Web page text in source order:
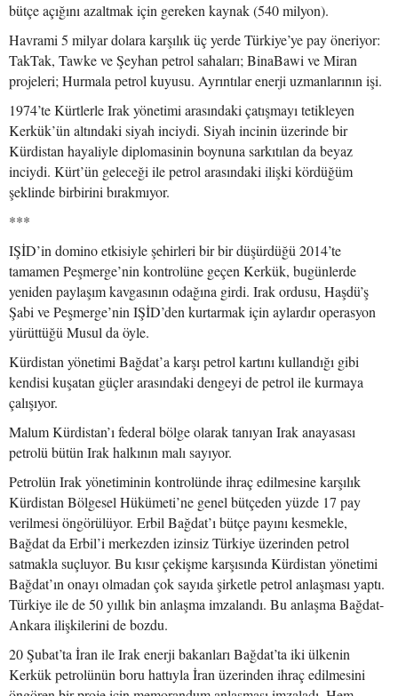
bütçe açığını azaltmak için gereken kaynak (540 milyon).
Havrami 5 milyar dolara karşılık üç yerde Türkiye’ye pay öneriyor:
TakTak, Tawke ve Şeyhan petrol sahaları; BinaBawi ve Miran
projeleri; Hurmala petrol kuyusu. Ayrıntılar enerji uzmanlarının işi.
1974’te Kürtlerle Irak yönetimi arasındaki çatışmayı tetikleyen
Kerkük’ün altındaki siyah inciydi. Siyah incinin üzerinde bir
Kürdistan hayaliyle diplomasinin boynuna sarkıtılan da beyaz
inciydi. Kürt’ün geleceği ile petrol arasındaki ilişki kördüğüm
şeklinde birbirini bırakmıyor.
***
IŞİD’in domino etkisiyle şehirleri bir bir düşürdüğü 2014’te
tamamen Peşmerge’nin kontrolüne geçen Kerkük, bugünlerde
yeniden paylaşım kavgasının odağına girdi. Irak ordusu, Haşdü’ş
Şabi ve Peşmerge’nin IŞİD’den kurtarmak için aylardır operasyon
yürüttüğü Musul da öyle.
Kürdistan yönetimi Bağdat’a karşı petrol kartını kullandığı gibi
kendisi kuşatan güçler arasındaki dengeyi de petrol ile kurmaya
çalışıyor.
Malum Kürdistan’ı federal bölge olarak tanıyan Irak anayasası
petrolü bütün Irak halkının malı sayıyor.
Petrolün Irak yönetiminin kontrolünde ihraç edilmesine karşılık
Kürdistan Bölgesel Hükümeti’ne genel bütçeden yüzde 17 pay
verilmesi öngörülüyor. Erbil Bağdat’ı bütçe payını kesmekle,
Bağdat da Erbil’i merkezden izinsiz Türkiye üzerinden petrol
satmakla suçluyor. Bu kısır çekişme karşısında Kürdistan yönetimi
Bağdat’ın onayı olmadan çok sayıda şirketle petrol anlaşması yaptı.
Türkiye ile de 50 yıllık bin anlaşma imzalandı. Bu anlaşma Bağdat-
Ankara ilişkilerini de bozdu.
20 Şubat’ta İran ile Irak enerji bakanları Bağdat’ta iki ülkenin
Kerkük petrolünün boru hattıyla İran üzerinden ihraç edilmesini